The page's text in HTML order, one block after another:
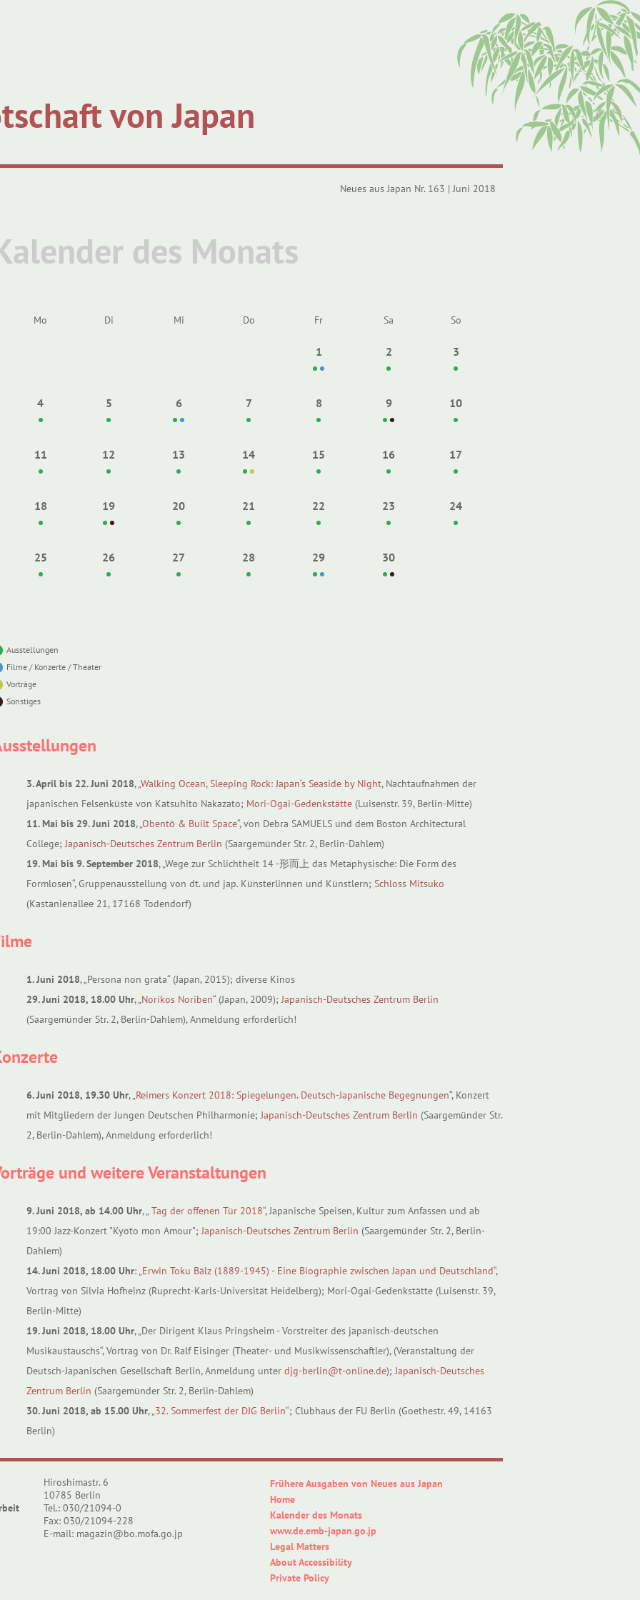
von Japan
Neues aus Japan Nr. 163 | Juni 2018
des Monats
Mo Di Mi Do Fr Sa So
1 2 3
4 5 6 7 8 9 10
11 12 13 14 15 16 17
18 19 20 21 22 23 24
25 26 27 28 29 30
Ausstellungen
Filme / Konzerte / Theater
Vorträge
Sonstiges
3. April bis 22. Juni 2018, „Walking Ocean, Sleeping Rock: Japan‘s Seaside by Night, Nachtaufnahmen der
japanischen Felsenküste von Katsuhito Nakazato; Mori-Ogai-Gedenkstätte(Luisenstr. 39, Berlin-Mitte)
11. Mai bis 29. Juni 2018, „Obentō & Built Space“, von Debra SAMUELS und dem Boston Architectural
College;Japanisch-Deutsches Zentrum Berlin (Saargemünder Str. 2, Berlin-Dahlem)
19. Mai bis 9. September 2018, „Wege zur Schlichtheit 14 -形而上 das Metaphysische: Die Form des
Formlosen“, Gruppenausstellung von dt. und jap. Künsterlinnen und Künstlern; Schloss Mitsuko
(Kastanienallee 21, 17168 Todendorf)
1. Juni 2018, „Persona non grata“ (Japan, 2015); diverse Kinos
29. Juni 2018, 18.00 Uhr, „Norikos Noriben“ (Japan, 2009);Japanisch-Deutsches Zentrum Berlin
(Saargemünder Str. 2, Berlin-Dahlem), Anmeldung erforderlich!
6. Juni 2018, 19.30 Uhr, „Reimers Konzert 2018: Spiegelungen. Deutsch-Japanische Begegnungen“, Konzert
mit Mitgliedern der Jungen Deutschen Philharmonie;Japanisch-Deutsches Zentrum Berlin (Saargemünder Str.
2, Berlin-Dahlem), Anmeldung erforderlich!
und weitere Veranstaltungen
9. Juni 2018, ab 14.00 Uhr, „ Tag der offenen Tür 2018“, Japanische Speisen, Kultur zum Anfassen und ab
19:00 Jazz-Konzert "Kyoto mon Amour";Japanisch-Deutsches Zentrum Berlin (Saargemünder Str. 2, Berlin-
Dahlem)
14. Juni 2018, 18.00 Uhr: „Erwin Toku Bälz (1889-1945) - Eine Biographie zwischen Japan und Deutschland“,
Vortrag von Silvia Hofheinz (Ruprecht-Karls-Universität Heidelberg); Mori-Ogai-Gedenkstätte (Luisenstr. 39,
Berlin-Mitte)
19. Juni 2018, 18.00 Uhr, „Der Dirigent Klaus Pringsheim - Vorstreiter des japanisch-deutschen
Musikaustauschs“, Vortrag von Dr. Ralf Eisinger (Theater- und Musikwissenschaftler), (Veranstaltung der
Deutsch-Japanischen Gesellschaft Berlin, Anmeldung unter djg-berlin@t-online.de);Japanisch-Deutsches
Zentrum Berlin (Saargemünder Str. 2, Berlin-Dahlem)
30. Juni 2018, ab 15.00 Uhr, „32. Sommerfest der DJG Berlin“; Clubhaus der FU Berlin (Goethestr. 49, 14163
Berlin)
Hiroshimastr. 6
10785 Berlin
Tel.: 030/21094-0
Fax: 030/21094-228
E-mail: magazin@bo.mofa.go.jp
Frühere Ausgaben von Neues aus Japan
Home
Kalender des Monats
www.de.emb-japan.go.jp
Legal Matters
About Accessibility
Private Policy